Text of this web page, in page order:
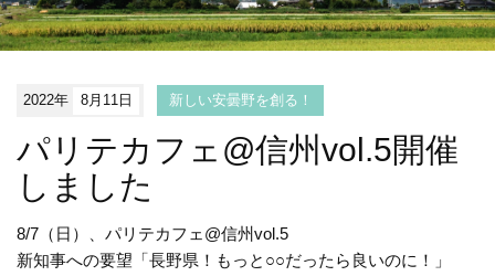
2022年 8月11日 新しい安曇野を創る！
パリテカフェ@信州vol.5開催
しました
8/7（日）、パリテカフェ@信州vol.5
新知事への要望「長野県！もっと○○だったら良いのに！」